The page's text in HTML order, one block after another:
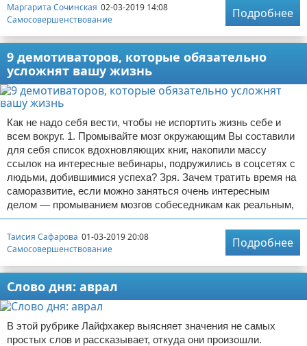
Маргарита Сочинская 02-03-2019 14:08
Самосовершенствование
Подробнее
9 демотиваторов, которые обязательно
усложнят вашу жизнь
Как не надо себя вести, чтобы не испортить жизнь себе и
всем вокруг. 1. Промывайте мозг окружающим Вы составили
для себя список вдохновляющих книг, накопили массу
ссылок на интересные вебинары, подружились в соцсетях с
людьми, добившимися успеха? Зря. Зачем тратить время на
саморазвитие, если можно заняться очень интересным
делом — промыванием мозгов собеседникам как реальным,
Таисия Сафарова 01-03-2019 20:08
Самосовершенствование
Подробнее
Слово дня: аврал
В этой рубрике Лайфхакер выясняет значения не самых
простых слов и рассказывает, откуда они произошли.